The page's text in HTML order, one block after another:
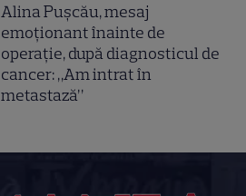
Alina Pușcău, mesaj
emoționant înainte de
operație, după diagnosticul de
cancer: „Am intrat în
metastază”